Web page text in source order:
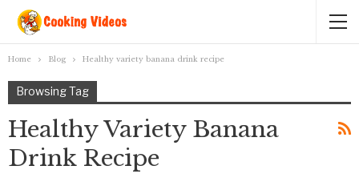
Home Blog Healthy variety banana drink recipe
Browsing Tag
Healthy Variety Banana
Drink Recipe